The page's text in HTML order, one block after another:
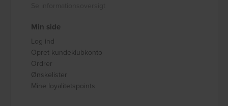
Min side
Log ind
Opret kundeklubkonto
Ordrer
Ønskelister
Mine loyalitetspoints